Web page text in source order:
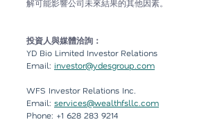
解可能影響公司未來結果的其他因素。
投資人與媒體洽詢：
YD Bio Limited Investor Relations
Email: investor@ydesgroup.com
WFS Investor Relations Inc.
Email: services@wealthfsllc.com
Phone: +1 628 283 9214